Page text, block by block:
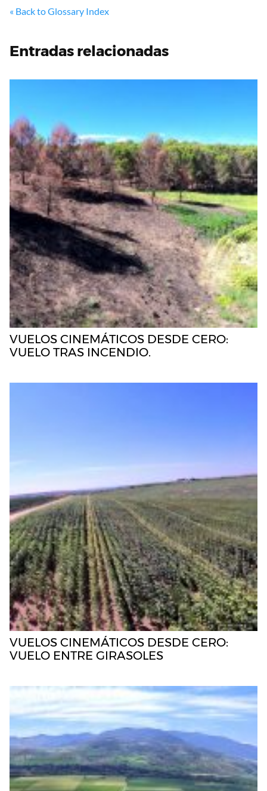
« Back to Glossary Index
Entradas relacionadas
VUELOS CINEMÁTICOS DESDE CERO:
VUELO TRAS INCENDIO.
VUELOS CINEMÁTICOS DESDE CERO:
VUELO ENTRE GIRASOLES